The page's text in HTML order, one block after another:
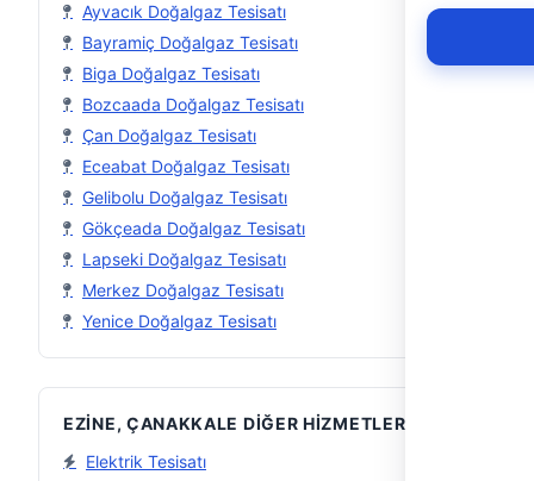
Ayvacık Doğalgaz Tesisatı
Bayramiç Doğalgaz Tesisatı
Biga Doğalgaz Tesisatı
Bozcaada Doğalgaz Tesisatı
Çan Doğalgaz Tesisatı
Eceabat Doğalgaz Tesisatı
Gelibolu Doğalgaz Tesisatı
Gökçeada Doğalgaz Tesisatı
Lapseki Doğalgaz Tesisatı
Merkez Doğalgaz Tesisatı
Yenice Doğalgaz Tesisatı
EZINE, ÇANAKKALE DIĞER HIZMETLER
Elektrik Tesisatı